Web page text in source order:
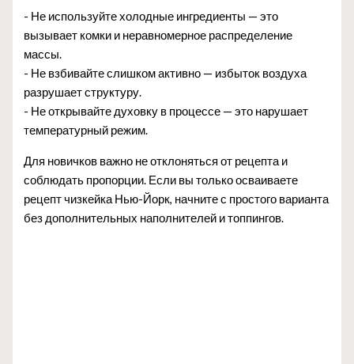
- Не используйте холодные ингредиенты — это
вызывает комки и неравномерное распределение
массы.
- Не взбивайте слишком активно — избыток воздуха
разрушает структуру.
- Не открывайте духовку в процессе — это нарушает
температурный режим.
Для новичков важно не отклоняться от рецепта и
соблюдать пропорции. Если вы только осваиваете
рецепт чизкейка Нью-Йорк, начните с простого варианта
без дополнительных наполнителей и топпингов.